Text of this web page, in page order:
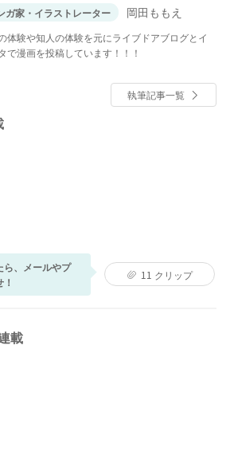
ガ家・イラストレーター 岡田ももえ
体験や知人の体験を元にライブドアブログとイ
で漫画を投稿しています！！！
執筆記事一覧
ら、メールやプ
11 クリップ
載